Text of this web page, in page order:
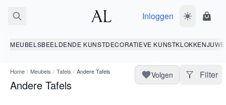
Inloggen Wissel
MEUBELSBEELDENDE KUNSTDECORATIEVE KUNSTKLOKKEN
Home / Meubels / Tafels / Andere Tafels
Andere Tafels
Volgen Filter